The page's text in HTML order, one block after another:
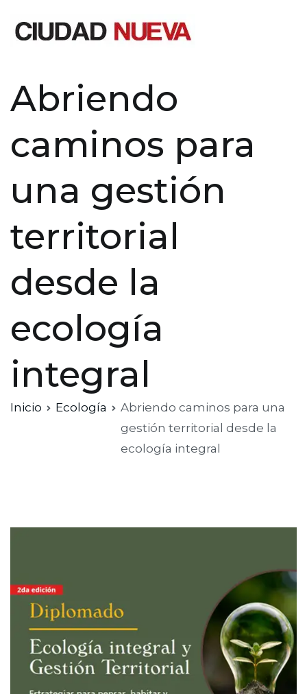
Abriendo
caminos para
una gestión
territorial
desde la
ecología
integral
Inicio Ecología
Abriendo caminos para una
gestión territorial desde la
ecología integral